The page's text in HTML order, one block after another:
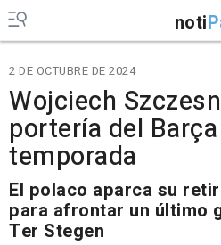
noti
2 DE OCTUBRE DE 2024
Wojciech
portería del
temporada
El polaco aparca su
para afrontar un último
Ter Stegen